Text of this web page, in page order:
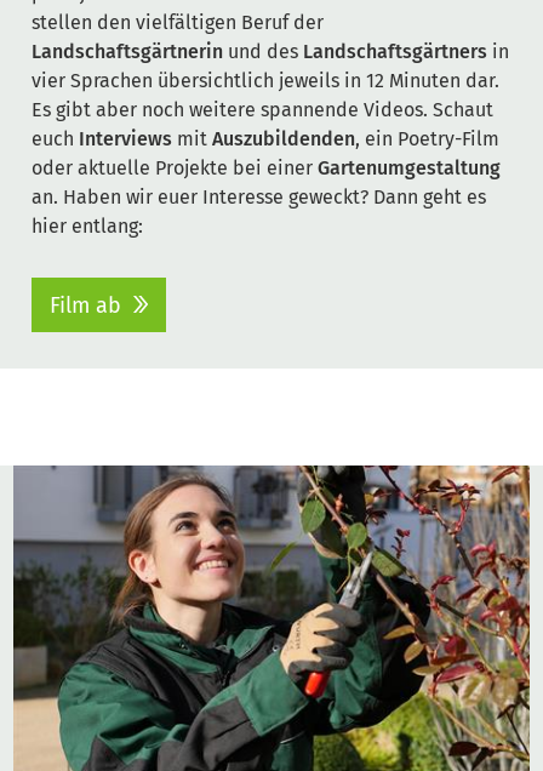
stellen den vielfältigen Beruf der
Landschaftsgärtnerin und des Landschaftsgärtners in
vier Sprachen übersichtlich jeweils in 12 Minuten dar.
Es gibt aber noch weitere spannende Videos. Schaut
euch Interviews mit Auszubildenden, ein Poetry-Film
oder aktuelle Projekte bei einer Gartenumgestaltung
an. Haben wir euer Interesse geweckt? Dann geht es
hier entlang:
Film ab